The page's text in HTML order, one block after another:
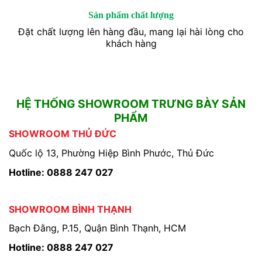
Sản phẩm chất lượng
Đặt chất lượng lên hàng đầu, mang lại hài lòng cho
khách hàng
HỆ THỐNG SHOWROOM TRƯNG BÀY SẢN
PHẨM
SHOWROOM THỦ ĐỨC
Quốc lộ 13, Phường Hiệp Bình Phước, Thủ Đức
Hotline: 0888 247 027
SHOWROOM BÌNH THẠNH
Bạch Đằng, P.15, Quận Bình Thạnh, HCM
Hotline: 0888 247 027